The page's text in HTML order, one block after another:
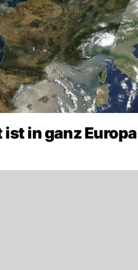
in ganz Europa